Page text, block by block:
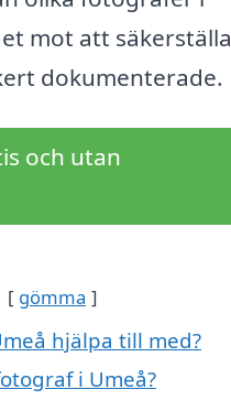
mot att säkerställa
dokumenterade.
och utan
gömma
hjälpa till med?
i Umeå?